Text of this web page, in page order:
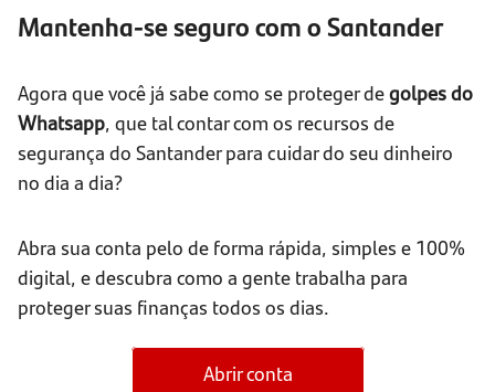
Mantenha-se seguro com o Santander
Agora que você já sabe como se proteger degolpes do
Whatsapp, que tal contar com os recursos de
segurança do Santander para cuidar do seu dinheiro
no dia a dia?
Abra sua conta pelo de forma rápida, simples e 100%
digital, e descubra como a gente trabalha para
proteger suas finanças todos os dias.
Abrir conta